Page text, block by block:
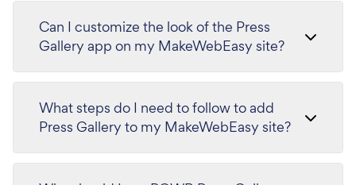
Can I customize the look of the Press
Gallery app on my MakeWebEasy site?
What steps do I need to follow to add
Press Gallery to my MakeWebEasy site?